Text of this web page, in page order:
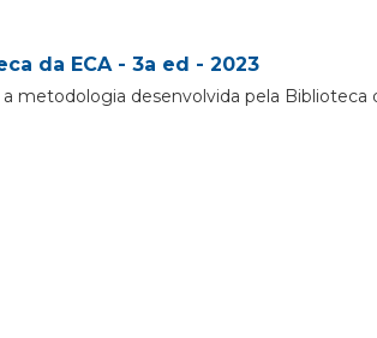
da ECA - 3a ed - 2023
metodologia desenvolvida pela Biblioteca